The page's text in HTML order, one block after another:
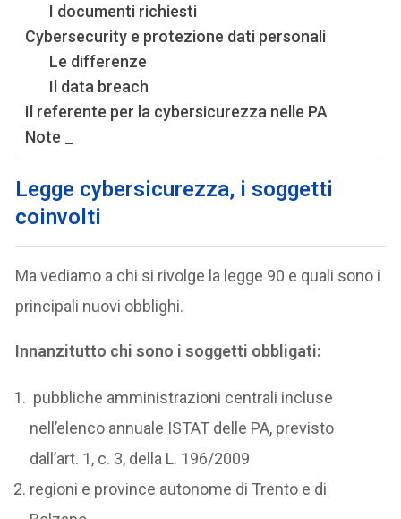
I documenti richiesti
Cybersecurity e protezione dati personali
Le differenze
Il data breach
Il referente per la cybersicurezza nelle PA
Note _
Legge cybersicurezza, i soggetti
coinvolti
Ma vediamo a chi si rivolge la legge 90 e quali sono i
principali nuovi obblighi.
Innanzitutto chi sono i soggetti obbligati:
pubbliche amministrazioni centrali incluse
nell’elenco annuale ISTAT delle PA, previsto
dall’art. 1, c. 3, della L. 196/2009
regioni e province autonome di Trento e di